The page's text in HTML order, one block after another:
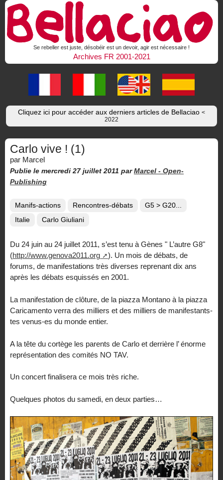
Se rebeller est juste, désobéir est un devoir, agir est nécessaire !
Archives FR 2001-2021
Cliquez ici pour accéder aux derniers articles de Bellaciao <
2022
Carlo vive ! (1)
par Marcel
Publie le mercredi 27 juillet 2011 par Marcel - Open-
Publishing
Manifs-actions Rencontres-débats
G5 > G20...
Italie
Carlo Giuliani
Du 24 juin au 24 juillet 2011, s’est tenu à Gènes " L’autre G8"
(http://www.genova2011.org
). Un mois de débats, de
forums, de manifestations très diverses reprenant dix ans
après les débats esquissés en 2001.
La manifestation de clôture, de la piazza Montano à la piazza
Caricamento verra des milliers et des milliers de manifestants-
tes venus-es du monde entier.
A la tête du cortège les parents de Carlo et derrière l’ énorme
représentation des comités NO TAV.
Un concert finalisera ce mois très riche.
Quelques photos du samedi, en deux parties…